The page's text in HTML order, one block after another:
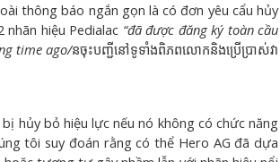
thông báo ngắn gọn là có đơn yêu cẩu hủy
hiệu Pedialac “đã được đăng ký toàn cầu
time ago/នចុះបញ្ជីនៅទូទាំងពិភពលោកនិងប្រើប្រាស់វា
bỏ hiệu lực nếu nó không có chức năng
tôi suy đoán rằng có thể Hero AG đã dựa